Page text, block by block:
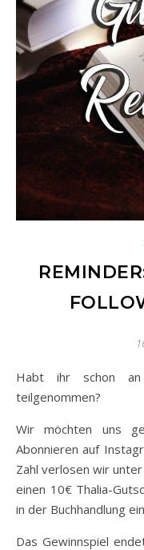
Habt ihr schon an unserem aktuellen Gewinnspiel
teilgenommen?
Wir möchten uns
Abonnieren auf
Zahl verlosen wir
einen 10€ Thalia-
in der Buchhandlung
Das Gewinnspiel